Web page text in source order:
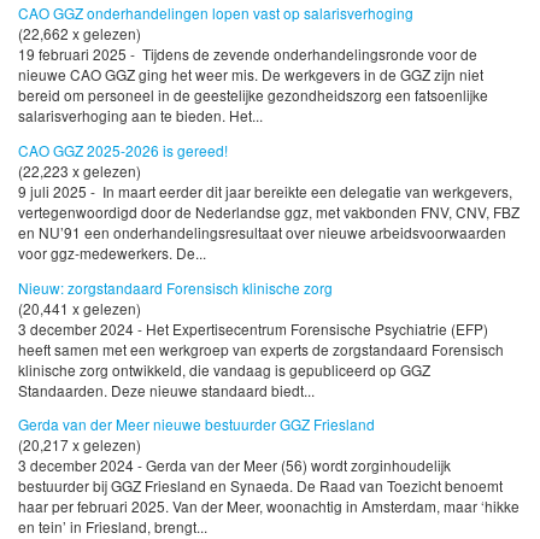
CAO GGZ onderhandelingen lopen vast op salarisverhoging
(22,662 x gelezen)
19 februari 2025 - Tijdens de zevende onderhandelingsronde voor de
nieuwe CAO GGZ ging het weer mis. De werkgevers in de GGZ zijn niet
bereid om personeel in de geestelijke gezondheidszorg een fatsoenlijke
salarisverhoging aan te bieden. Het...
CAO GGZ 2025-2026 is gereed!
(22,223 x gelezen)
9 juli 2025 - In maart eerder dit jaar bereikte een delegatie van werkgevers,
vertegenwoordigd door de Nederlandse ggz, met vakbonden FNV, CNV, FBZ
en NU’91 een onderhandelingsresultaat over nieuwe arbeidsvoorwaarden
voor ggz-medewerkers. De...
Nieuw: zorgstandaard Forensisch klinische zorg
(20,441 x gelezen)
3 december 2024 - Het Expertisecentrum Forensische Psychiatrie (EFP)
heeft samen met een werkgroep van experts de zorgstandaard Forensisch
klinische zorg ontwikkeld, die vandaag is gepubliceerd op GGZ
Standaarden. Deze nieuwe standaard biedt...
Gerda van der Meer nieuwe bestuurder GGZ Friesland
(20,217 x gelezen)
3 december 2024 - Gerda van der Meer (56) wordt zorginhoudelijk
bestuurder bij GGZ Friesland en Synaeda. De Raad van Toezicht benoemt
haar per februari 2025. Van der Meer, woonachtig in Amsterdam, maar ‘hikke
en tein’ in Friesland, brengt...